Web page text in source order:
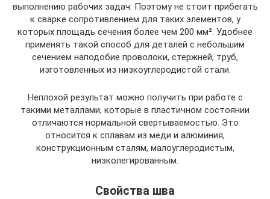
выполнению рабочих задач. Поэтому не стоит прибегать
к сварке сопротивлением для таких элементов, у
которых площадь сечения более чем 200 мм². Удобнее
применять такой способ для деталей с небольшим
сечением наподобие проволоки, стержней, труб,
изготовленных из низкоуглеродистой стали.
Неплохой результат можно получить при работе с
такими металлами, которые в пластичном состоянии
отличаются нормальной свертываемостью. Это
относится к сплавам из меди и алюминия,
конструкционным сталям, малоуглеродистым,
низколегированным.
Свойства шва